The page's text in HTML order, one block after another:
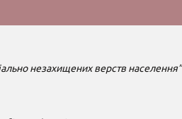
незахищених верств населення”